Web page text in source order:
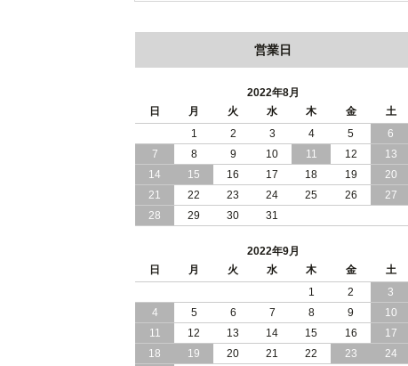
おすすめ 木製 天然木パイン 使用！床面
2022/05/25
狭いお部屋におすすめ 省スペース 大容
量 収納ベッド
2022/05/22
おすすめ 高さが調節可能なシンプルす
のこベッド
2022/05/13 おすすめ シンプル デザイン ローベッド
クイーン キング サイズ が選べる！ モ
ダン デザイン レザーベッド
2022/05/06
レザー 仕様の すのこベット ギャザリン
グ加工で高級感アップ
営業日
2022年8月
日
月 火 水 木 金
土
1
2 3 4 5
6
7
8 9 10 11 12
13
14
15 16 17 18 19
20
21
22 23 24 25 26
27
28
29 30 31
2022年9月
日
月 火 水 木 金
土
1
2
3
4
5 6 7 8 9
10
11
12 13 14 15 16
17
18
19 20 21 22 23
24